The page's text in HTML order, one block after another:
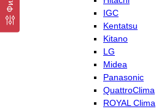
IGC
Kentatsu
Kitano
LG
Midea
Panasonic
QuattroClima
ROYAL Clima